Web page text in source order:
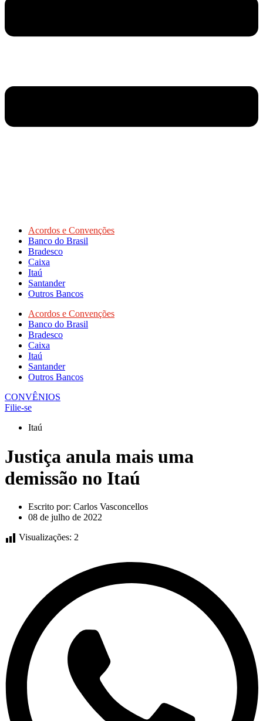
Acordos e Convenções
Banco do Brasil
Bradesco
Caixa
Itaú
Santander
Outros Bancos
Acordos e Convenções
Banco do Brasil
Bradesco
Caixa
Itaú
Santander
Outros Bancos
CONVÊNIOS
Filie-se
Itaú
Justiça anula mais uma
demissão no Itaú
Escrito por: Carlos Vasconcellos
08 de julho de 2022
Visualizações: 2